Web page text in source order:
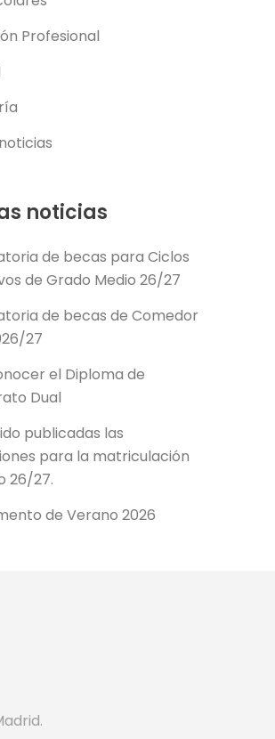
Profesional
noticias
de becas para Ciclos
de Grado Medio 26/27
de becas de Comedor
27
el Diploma de
Dual
publicadas las
para la matriculación
26/27.
de Verano 2026